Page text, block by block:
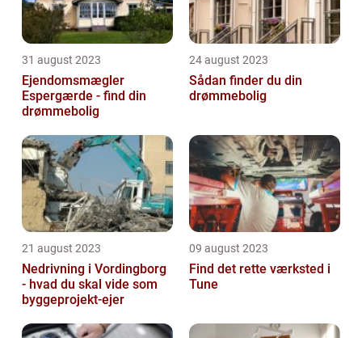
31 august 2023
Ejendomsmægler
Espergærde - find din
drømmebolig
24 august 2023
Sådan finder du din
drømmebolig
21 august 2023
Nedrivning i Vordingborg
- hvad du skal vide som
byggeprojekt-ejer
09 august 2023
Find det rette værksted i
Tune